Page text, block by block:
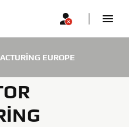
EUROPE